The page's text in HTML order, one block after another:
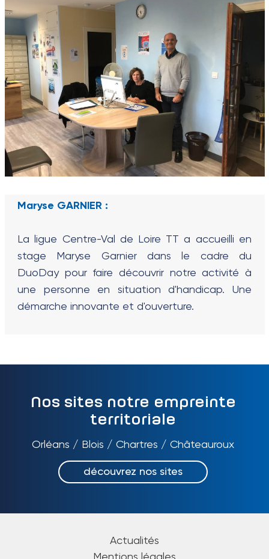
Maryse GARNIER :
La ligue Centre-Val de Loire TT a accueilli en
stage Maryse Garnier dans le cadre du
DuoDay pour faire découvrir notre activité à
une personne en situation d'handicap. Une
démarche innovante et d'ouverture.
Nos sites notre empreinte
territoriale
Orléans / Blois / Chartres / Châteauroux
découvrez nos sites
Actualités